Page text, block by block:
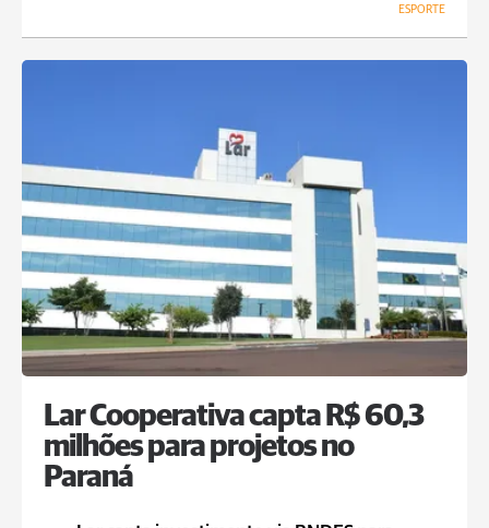
ESPORTE
Lar Cooperativa capta R$ 60,3
milhões para projetos no
Paraná